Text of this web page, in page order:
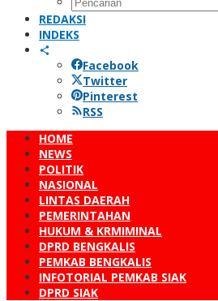
REDAKSI
INDEKS
Facebook
Twitter
Pinterest
RSS
HOME
NEWS
POLITIK
NASIONAL
LINTAS DAERAH
PEMERINTAHAN
HUKUM & KRMIMINAL
DPRD BENGKALIS
PEMKAB BENGKALIS
INFOTORIAL PEMKAB SIAK
DPRD SIAK